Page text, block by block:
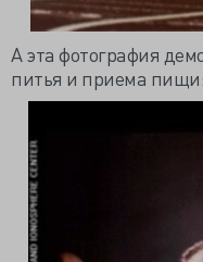
А эта фотография
питья и приема